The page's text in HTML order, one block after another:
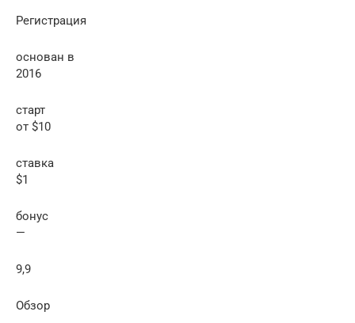
Регистрация
основан в
2016
старт
от $10
ставка
$1
бонус
—
9,9
Обзор